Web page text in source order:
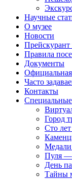
Научные
О музее
Новости
Прейскурант
Правила
Документы
Часто
Контакты
Город
Сто
Медали
Пуля —
День
Тайны